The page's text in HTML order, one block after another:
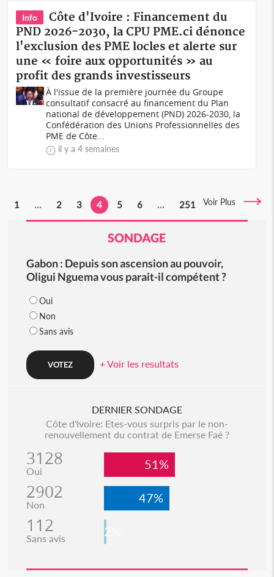
Info
Côte d'Ivoire : Financement du
PND 2026-2030, la CPU PME.ci dénonce
l'exclusion des PME locles et alerte sur
une « foire aux opportunités » au
profit des grands investisseurs
À l'issue de la première journée du Groupe
consultatif consacré au financement du Plan
national de développement (PND) 2026-2030, la
Confédération des Unions Professionnelles des
PME de Côte...
il y a 4 semaines
1 ... 2 3 4 5 6 ... 251 Voir Plus
SONDAGE
Gabon : Depuis son ascension au pouvoir,
Oligui Nguema vous parait-il compétent ?
Oui
Non
Sans avis
+ Voir les resultats
DERNIER SONDAGE
Côte d'Ivoire: Etes-vous surpris par le non-
renouvellement du contrat de Emerse Faé ?
3128
Oui 51%
2902
Non 47%
112
Sans avis 2%